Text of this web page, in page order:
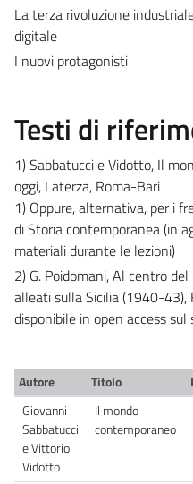
La terza rivoluzione
digitale
I nuovi protagonisti
Testi di
1) Sabbatucci e Vidotto, Il
oggi, Laterza, Roma-Bari
1) Oppure, alternativa, per i
di Storia contemporanea (in
materiali durante le lezioni)
2) G. Poidomani, Al centro
alleati sulla Sicilia (1940-43),
disponibile in open access
Autore Titolo
Giovanni
Sabbatucci
e Vittorio
Vidotto
Il mondo
contemporaneo